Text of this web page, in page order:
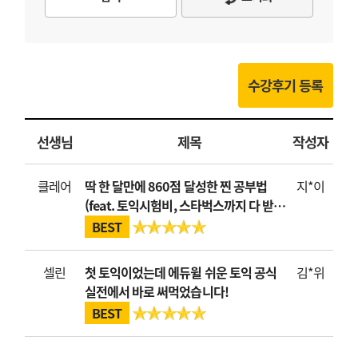
수강후기 등록
선생님 제목 작성자
클레어
딱 한 달만에 860점 달성한 찐 공부법
(feat. 토익시험비, 스타벅스까지 다 받는
법)
BEST
지*이
셀린
첫 토익이었는데 에듀윌 쉬운 토익 공식
실전에서 바로 써먹었습니다!
BEST
김*위